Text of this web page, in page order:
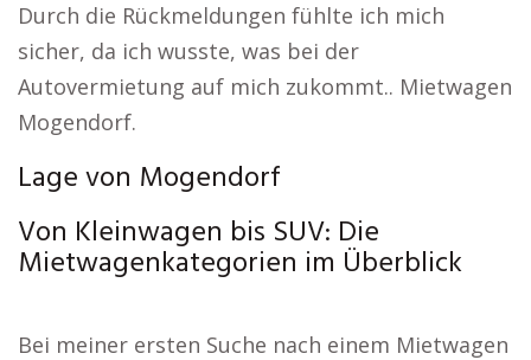
Durch die Rückmeldungen fühlte ich mich
sicher, da ich wusste, was bei der
Autovermietung auf mich zukommt.. Mietwagen
Mogendorf.
Lage von Mogendorf
Von Kleinwagen bis SUV: Die
Mietwagenkategorien im Überblick
Bei meiner ersten Suche nach einem Mietwagen